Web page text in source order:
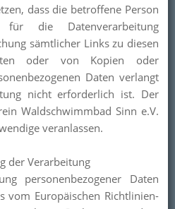
dass die betroffene Person
die Datenverarbeitung
sämtlicher Links zu diesen
oder von Kopien oder
Daten verlangt
nicht erforderlich ist. Der
Waldschwimmbad Sinn e.V.
veranlassen.
der Verarbeitung
personenbezogener Daten
vom Europäischen Richtlinien-